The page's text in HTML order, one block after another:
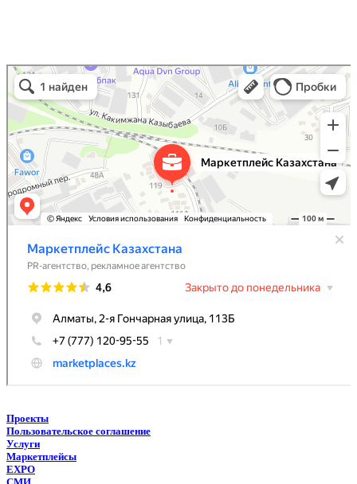
Маркетплейс Казахстана
Рекламное агентство в Алматы
Информационное агентство в Алматы
Проекты
Пользовательское соглашение
Услуги
Маркетплейсы
EXPO